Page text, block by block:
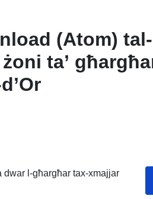
(Atom)
ta’
dwar l-għargħar tax-xmajjar